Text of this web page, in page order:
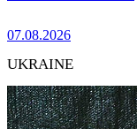
07.08.2026
UKRAINE